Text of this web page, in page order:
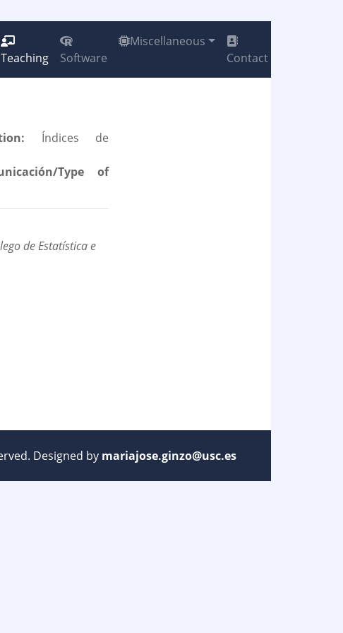
Teaching Software
Miscellaneous
Contact
Índices de
Type of
de Estatística e
Designed by mariajose.ginzo@usc.es